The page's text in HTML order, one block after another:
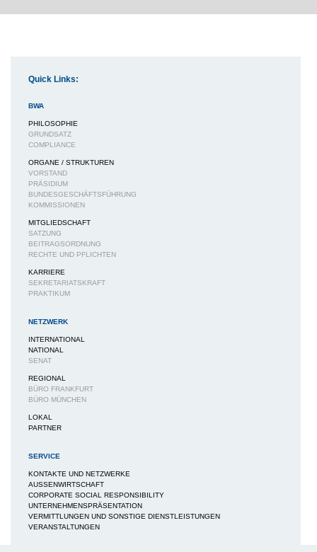
Quick Links:
BWA
PHILOSOPHIE
GRUNDSATZ
COMPLIANCE
ORGANE / STRUKTUREN
VORSTAND
PRÄSIDIUM
BUNDESGESCHÄFTSFÜHRUNG
KOMMISSIONEN
MITGLIEDSCHAFT
SATZUNG
BEITRAGSORDNUNG
RECHTE UND PFLICHTEN
KARRIERE
SEKRETARIATSKRAFT
PRAKTIKUM
NETZWERK
INTERNATIONAL
NATIONAL
SENAT
REGIONAL
BÜRO FRANKFURT
BÜRO MÜNCHEN
LOKAL
PARTNER
SERVICE
KONTAKTE UND NETZWERKE
AUSSENWIRTSCHAFT
CORPORATE SOCIAL RESPONSIBILITY
UNTERNEHMENSPRÄSENTATION
VERMITTLUNGEN UND SONSTIGE DIENSTLEISTUNGEN
VERANSTALTUNGEN